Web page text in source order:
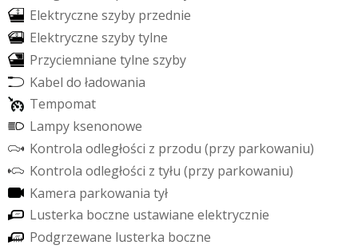
Elektryczne szyby przednie
Elektryczne szybytylne
Przyciemniane tylne szyby
Kabel do ładowania
Tempomat
Lampy ksenonowe
Kontrola odległości z przodu (przy parkowaniu)
Kontrola odległości z tyłu (przy parkowaniu)
Kamera parkowania tył
Lusterka boczne ustawiane elektrycznie
Podgrzewane lusterka boczne